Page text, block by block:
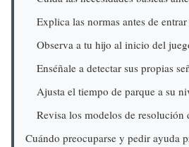
Explica las normas antes de
Observa a tu hijo al inicio del
Enséñale a detectar sus propias
Ajusta el tiempo de parque a su
Revisa los modelos de resolución
Cuándo preocuparse y pedir ayuda